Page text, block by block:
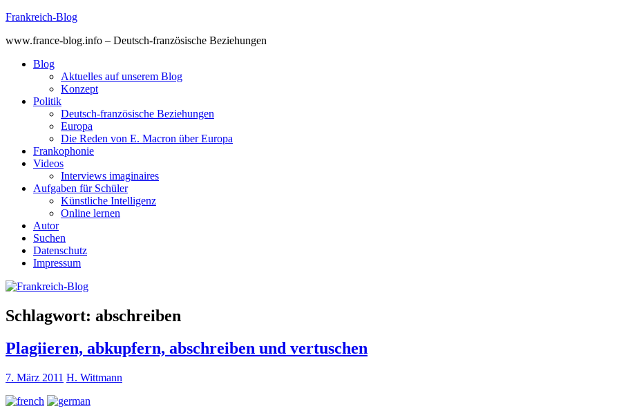
Skip
content
Frankreich-Blog
www.france-blog.info – Deutsch-französische Beziehungen
Blog
Aktuelles auf unserem Blog
Konzept
Politik
Deutsch-französische Beziehungen
Europa
Die Reden von E. Macron über Europa
Frankophonie
Videos
Interviews imaginaires
Aufgaben für Schüler
Künstliche Intelligenz
Online lernen
Autor
Suchen
Datenschutz
Impressum
Schlagwort: abschreiben
Plagiieren, abkupfern, abschreiben und vertuschen
7. März 2011 H. Wittmann